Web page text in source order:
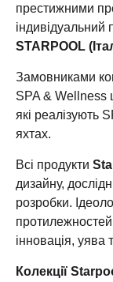
престижними
індивідуальний
STARPOOL
Замовниками
SPA & Wellness
які реалізують
яхтах.
Всі продукти
дизайну,
розробки.
інновація, уява
Колекції